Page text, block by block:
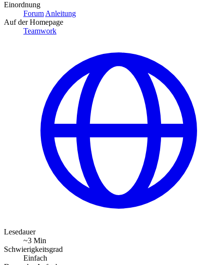
Einordnung
Forum Anleitung
Auf der Homepage
Teamwork
Lesedauer
~3 Min
Schwierigkeitsgrad
Einfach